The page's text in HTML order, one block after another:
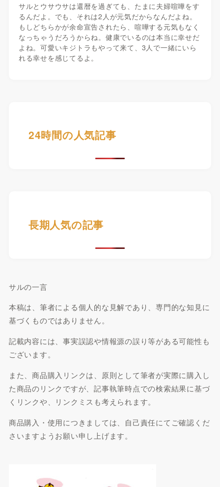
サルとウサウサは還暦を過ぎても、たまに夫婦喧嘩をす
るんだよ。でも、それは2人が元気だからなんだよね。
もしどちらかが余命宣告されたら、喧嘩する元気もなく
なっちゃうだろうからね。健康でいるのは本当に幸せだ
よね。可愛いキジトラもやって来て、3人で一緒にいら
れる幸せを感じてるよ。
24時間の人気記事
長期人気の記事
サルの一言
本稿は、筆者による個人的な見解であり、専門的な知見に
基づくものではありません。
記載内容には、事実誤認や情報源の誤り等がある可能性も
ございます。
また、商品購入リンクは、原則として筆者が実際に購入し
た商品のリンクですが、記事執筆時点での検索結果に基づ
くリンクや、リンクミスも考えられます。
商品購入・使用につきましては、自己責任にてご確認くだ
さいますようお願い申し上げます。